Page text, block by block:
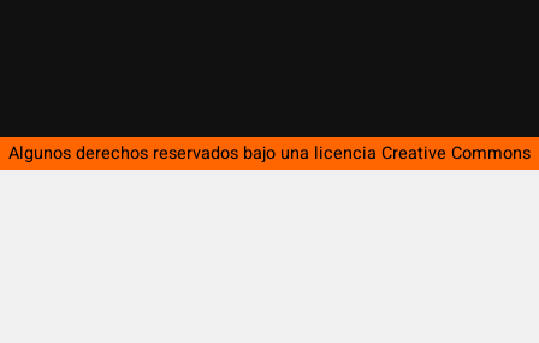
Algunos derechos reservados bajo una licencia Creative Commons